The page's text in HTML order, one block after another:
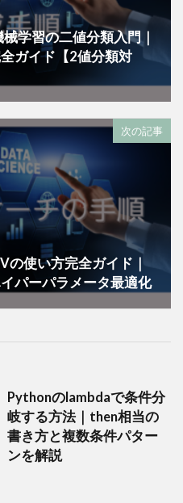
学習の二値分類入門｜
ガイド【2値分類対
次の記事
の使い方完全ガイド｜
パーパラメータ最適化
Pythonのlambdaで条件分
岐する方法｜then相当の
書き方と複数条件パター
ンを解説